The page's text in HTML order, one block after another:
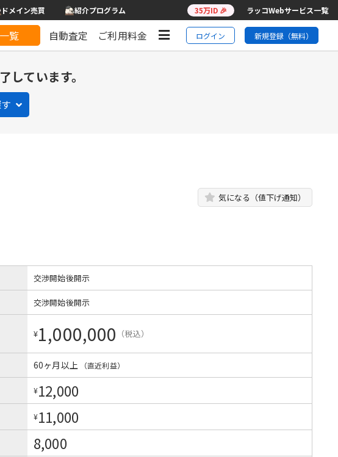
ドメイン売買 紹介プログラム 35万ID 🎉 ラッコWebサービス一覧
覧 自動査定 ご利用料金 ログイン 新規登録（無料）
しています。
気になる（値下げ通知）
交渉開始後開示
交渉開始後開示
¥1,000,000 （税込）
60ヶ月以上 （直近利益）
¥12,000
¥11,000
8,000